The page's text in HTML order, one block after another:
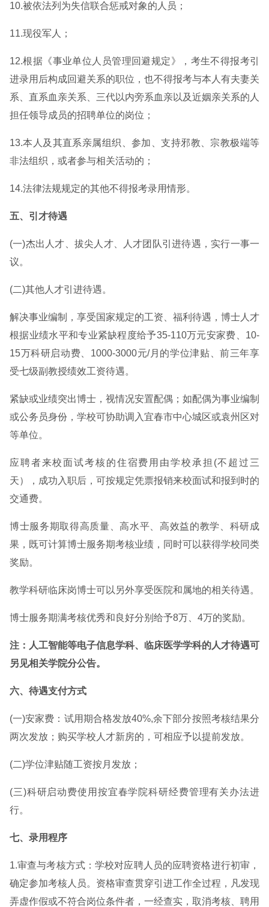
10.被依法列为失信联合惩戒对象的人员；
11.现役军人；
12.根据《事业单位人员管理回避规定》，考生不得报考引
进录用后构成回避关系的职位，也不得报考与本人有夫妻关
系、直系血亲关系、三代以内旁系血亲以及近姻亲关系的人
担任领导成员的招聘单位的岗位；
13.本人及其直系亲属组织、参加、支持邪教、宗教极端等
非法组织，或者参与相关活动的；
14.法律法规规定的其他不得报考录用情形。
五、引才待遇
(一)杰出人才、拔尖人才、人才团队引进待遇，实行一事一
议。
(二)其他人才引进待遇。
解决事业编制，享受国家规定的工资、福利待遇，博士人才
根据业绩水平和专业紧缺程度给予35-110万元安家费、10-
15万科研启动费、1000-3000元/月的学位津贴、前三年享
受七级副教授绩效工资待遇。
紧缺或业绩突出博士，视情况安置配偶；如配偶为事业编制
或公务员身份，学校可协助调入宜春市中心城区或袁州区对
等单位。
应聘者来校面试考核的住宿费用由学校承担(不超过三
天），成功入职后，可按规定凭票报销来校面试和报到时的
交通费。
博士服务期取得高质量、高水平、高效益的教学、科研成
果，既可计算博士服务期考核业绩，同时可以获得学校同类
奖励。
教学科研临床岗博士可以另外享受医院和属地的相关待遇。
博士服务期满考核优秀和良好分别给予8万、4万的奖励。
注：人工智能等电子信息学科、临床医学学科的人才待遇可
另见相关学院分公告。
六、待遇支付方式
(一)安家费：试用期合格发放40%,余下部分按照考核结果分
两次发放；购买学校人才新房的，可相应予以提前发放。
(二)学位津贴随工资按月发放；
(三)科研启动费使用按宜春学院科研经费管理有关办法进
行。
七、录用程序
1.审查与考核方式：学校对应聘人员的应聘资格进行初审，
确定参加考核人员。资格审查贯穿引进工作全过程，凡发现
弄虚作假或不符合岗位条件者，一经查实，取消考核、聘用